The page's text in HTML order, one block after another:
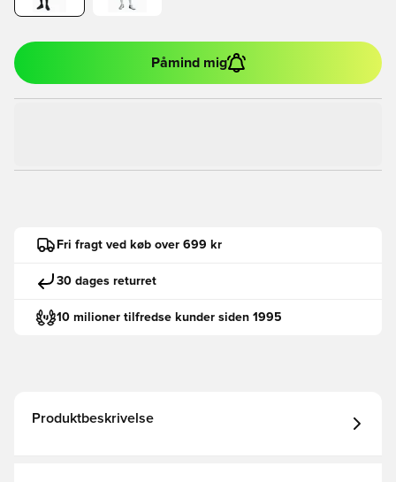
Påmind mig
Fri fragt ved køb over 699 kr
30 dages returret
10 milioner tilfredse kunder siden 1995
Produktbeskrivelse